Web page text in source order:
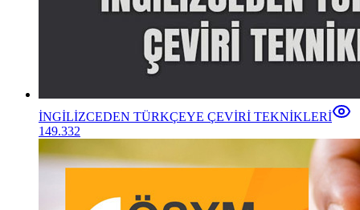
İNGİLİZCEDEN TÜRKÇEYE ÇEVİRİ TEKNİKLERİ
149.332